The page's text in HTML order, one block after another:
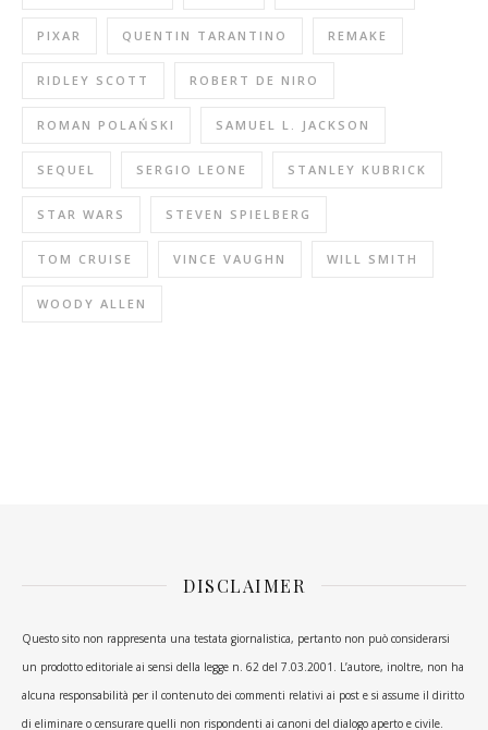
PIXAR QUENTIN TARANTINO REMAKE
RIDLEY SCOTT ROBERT DE NIRO
ROMAN POLAŃSKI SAMUEL L. JACKSON
SEQUEL SERGIO LEONE STANLEY KUBRICK
STAR WARS STEVEN SPIELBERG
TOM CRUISE VINCE VAUGHN WILL SMITH
WOODY ALLEN
DISCLAIMER
Questo sito non rappresenta una testata giornalistica, pertanto non può considerarsi
un prodotto editoriale ai sensi della legge n. 62 del 7.03.2001. L’autore, inoltre, non ha
alcuna responsabilità per il contenuto dei commenti relativi ai post e si assume il diritto
di eliminare o censurare quelli non rispondenti ai canoni del dialogo aperto e civile.